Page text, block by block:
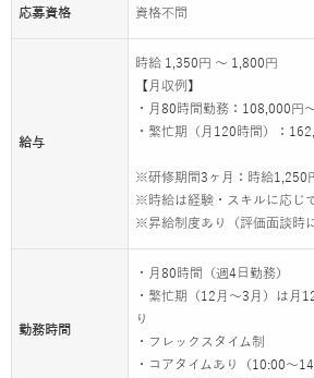
応募資格 資格不問
給与
時給 1,350円 ～ 1,800円
【月収例】
・月80時間勤務：108,000円
・繁忙期（月120時間）：
※研修期間3ヶ月：時給1,250
※時給は経験・スキルに応じ
※昇給制度あり（評価面談時
勤務時間
・月80時間（週4日勤務）
・繁忙期（12月〜3月）は月
り
・フレックスタイム制
・コアタイムあり（10:00〜